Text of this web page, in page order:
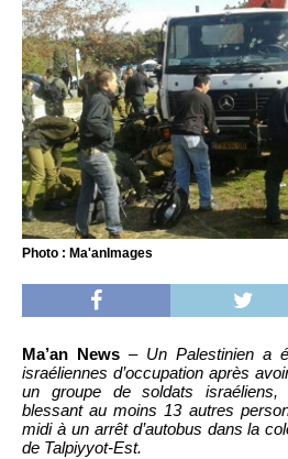
Photo : Ma'anImages
Ma’an News – Un Palestinien a
israéliennes d’occupation après
un groupe de soldats
blessant au moins 13 autres
midi à un arrêt d’autobus dans la
de Talpiyyot-Est.